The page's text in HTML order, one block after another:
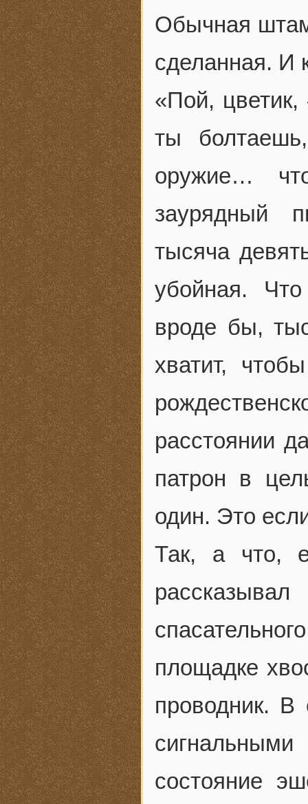
Обычная
сделанная. И
«Пой,
ты
оружие…
заурядный
тысяча
убойная.
вроде бы,
хватит,
расстоянии
патрон в
один. Это
Так, а что,
площадке
проводник. В
состояние